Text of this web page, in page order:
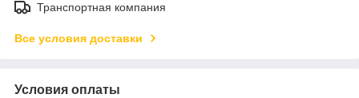
Транспортная компания
Все условия доставки
Условия оплаты